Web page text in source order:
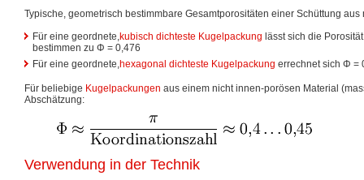
Typische, geometrisch bestimmbare Gesamtporositäten einer Schüttung aus
Für eine geordnete,kubisch dichteste Kugelpackung lässt sich die
bestimmen zu Φ = 0,476
Für eine geordnete,hexagonal dichteste Kugelpackung errechnet sich Φ =
Für beliebige Kugelpackungen aus einem nicht innen-porösen Material
Abschätzung:
Verwendung in der Technik